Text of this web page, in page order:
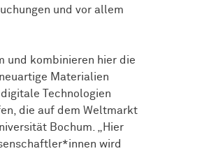
und vor allem
und kombinieren hier die
Materialien
Technologien
die auf dem Weltmarkt
Bochum. „Hier
wird